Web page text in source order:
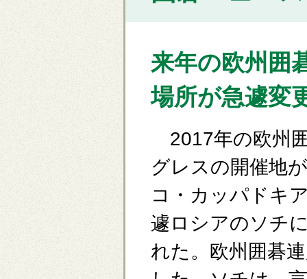
来年の欧州囲
場所が急遽変
2017年の欧州
グレスの開催地
コ・カッパドキ
遽ロシアのソチ
れた。欧州囲碁